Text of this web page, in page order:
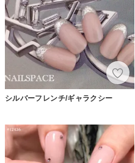
シルバーフレンチ/ギャラクシー